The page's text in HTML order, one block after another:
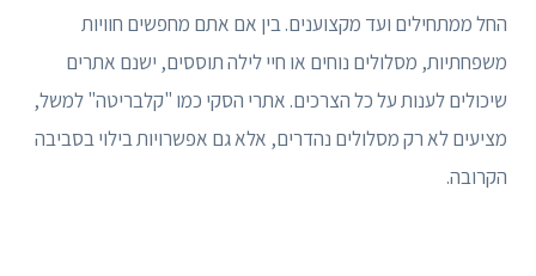
החל ממתחילים ועד מקצוענים. בין אם אתם מחפשים חוויות
משפחתיות, מסלולים נוחים או חיי לילה תוססים, ישנם אתרים
שיכולים לענות על כל הצרכים. אתרי הסקי כמו "קלבריטה" למשל,
מציעים לא רק מסלולים נהדרים, אלא גם אפשרויות בילוי בסביבה
הקרובה.